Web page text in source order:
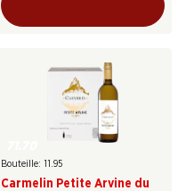
Bouteille: 11.95
Carmelin Petite Arvine du